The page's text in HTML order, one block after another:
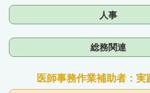
人事
総務関連
医師事務作業補助者：実